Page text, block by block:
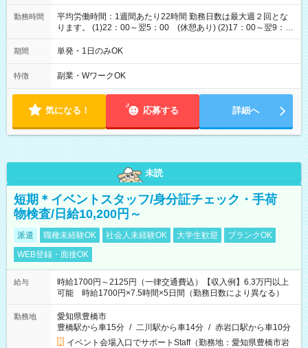
勤務時間
平均労働時間：1週間あたり22時間 勤務日数は最大週２回とな
ります。 (1)22：00～翌5：00 (休憩あり) (2)17：00～翌9：
00 (休憩あり) ３６協定提出済 平均労働時間：1週間あたり22
時間 勤務日数は最大週２回となります。 (1)22：00～翌5：00
期間 単発・1日のみOK
特徴 副業・WワークOK
気になる！ 応募する 詳細へ
未読
短期＊イベントスタッフ/身分証チェック・手荷
物検査/日給10,200円～
派遣 職種未経験OK 社会人未経験OK 大学生歓迎
ブランクOK
WEB登録・面接OK
給与
時給1700円～2125円（一律交通費込）【収入例】6.3万円以上
可能 時給1700円×7.5時間×5日間（勤務日数により異なる）
勤務地
愛知県豊橋市
豊橋駅から車15分 / 二川駅から車14分 / 赤岩口駅から車10分
イベント会場入口でサポートStaff（勤務地：愛知県豊橋市岩